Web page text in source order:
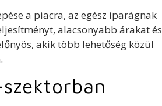
a piacra, az egész iparágnak
alacsonyabb árakat és
akik több lehetőség közül